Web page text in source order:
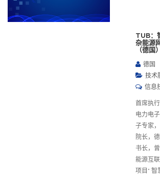
TUB：
杂能源
（德国）
德国
技术
信息
首席执
电力电
子专家
院长，
书长，
能源互
项目“ 智